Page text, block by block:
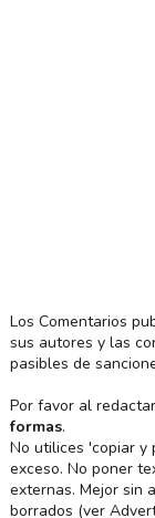
Los Comentarios
sus autores y las
pasibles de
Por favor al
formas.
No utilices 'copiar y
exceso. No poner
externas. Mejor sin
borrados (ver